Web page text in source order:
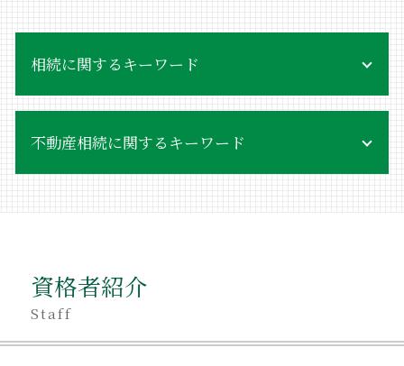
相続に関するキーワード
相続放棄手続き 必要書類
不当利得返還 意味
遺産相続
不当利得返還 遺留分
相続 独身
相続 独身 子供なし
不動産相続に関するキーワード
不動産相続 注意点
遺産 分割方法
不動産相続手続き 期限
資格者紹介
Staff